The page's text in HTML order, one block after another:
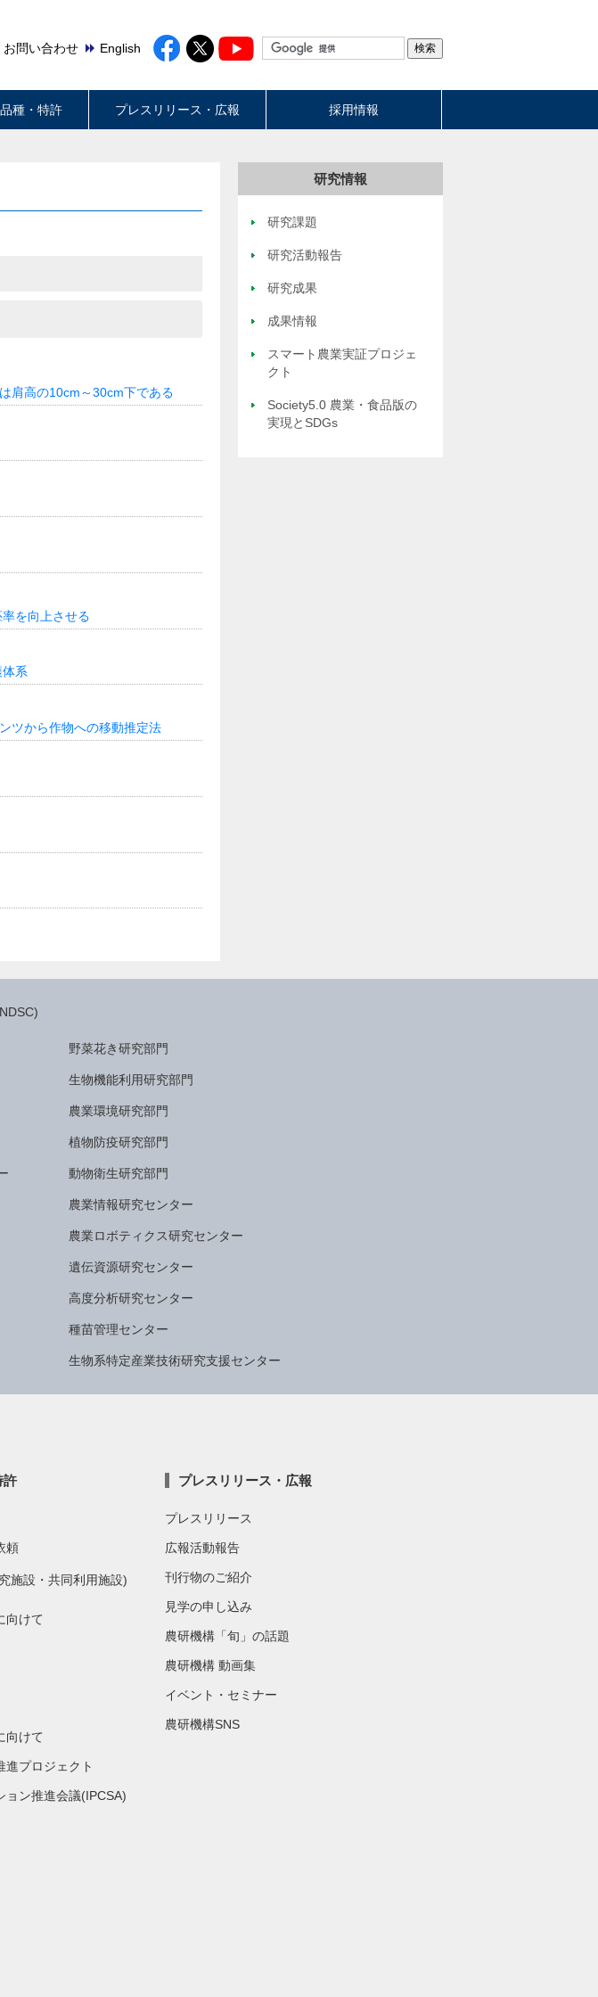
お問い合わせ English
種・特許 プレスリリース・広報 採用情報
肩高の10cm～30cm下である
を向上させる
系
ツから作物への移動推定法
研究情報
研究課題
研究活動報告
研究成果
成果情報
スマート農業実証プロジェ
クト
Society5.0 農業・食品版の
実現とSDGs
野菜花き研究部門
生物機能利用研究部門
農業環境研究部門
植物防疫研究部門
動物衛生研究部門
農業情報研究センター
農業ロボティクス研究センター
遺伝資源研究センター
高度分析研究センター
種苗管理センター
生物系特定産業技術研究支援センター
許
頼
施設・共同利用施設)
向けて
向けて
進プロジェクト
ョン推進会議(IPCSA)
プレスリリース・広報
プレスリリース
広報活動報告
刊行物のご紹介
見学の申し込み
農研機構「旬」の話題
農研機構 動画集
イベント・セミナー
農研機構SNS